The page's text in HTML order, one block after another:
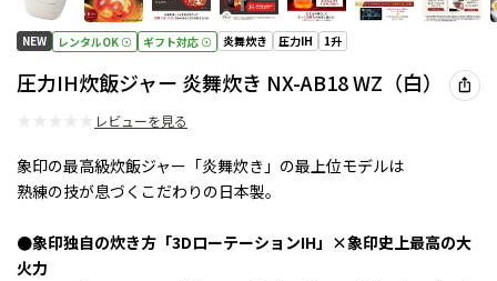
NEW レンタルOK ギフト対応 炎舞炊き 圧力IH 1升
圧力IH炊飯ジャー 炎舞炊き NX-AB18 WZ（白）
レビューを見る
象印の最高級炊飯ジャー「炎舞炊き」の最上位モデルは
熟練の技が息づくこだわりの日本製。
●象印独自の炊き方「3DローテーションIH」×象印史上最高の大
火力